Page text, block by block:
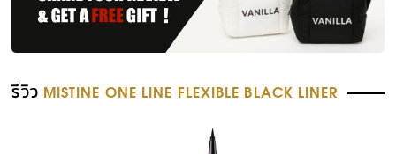
รีวิว MISTINE ONE LINE FLEXIBLE BLACK LINER